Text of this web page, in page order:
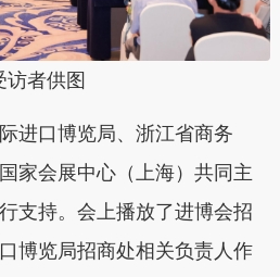
访者供图
口博览局、浙江省商务
家会展中心（上海）共同主
支持。会上播放了进博会招
博览局招商处相关负责人作